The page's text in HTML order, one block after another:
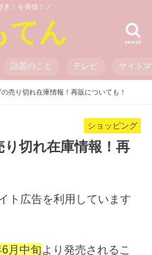
き！を発信！／
てん search
話題のこと テレビ サイト
売り切れ在庫情報！再販についても！
ショッピング
切れ在庫情報！再
ト広告を利用しています
月中旬より発売されるこ